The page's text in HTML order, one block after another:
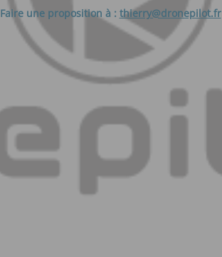
Faire une proposition à : thierry@dronepilot.fr